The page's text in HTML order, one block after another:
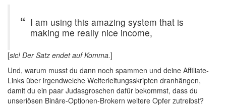
I am using this amazing system that is
making me really nice income,
[sic! Der Satz endet auf Komma.]
Und, warum musst du dann noch spammen und deine Affiliate-
Links über irgendwelche Weiterleitungsskripten dranhängen,
damit du ein paar Judasgroschen dafür bekommst, dass du
unseriösen Binäre-Optionen-Brokern weitere Opfer zutreibst?